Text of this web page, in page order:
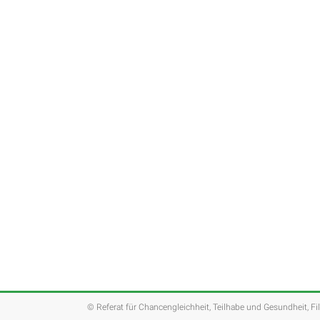
© Referat für Chancengleichheit, Teilhabe und Gesundheit,